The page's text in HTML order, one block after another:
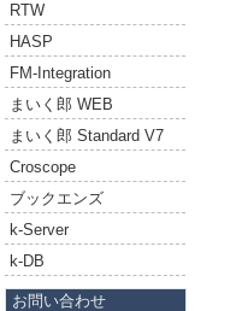
RTW
HASP
FM-Integration
まいく郎 WEB
まいく郎 Standard V7
Croscope
ブックエンズ
k-Server
k-DB
お問い合わせ